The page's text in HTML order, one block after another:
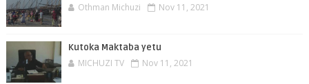
Othman Michuzi Nov 11, 2021
Kutoka Maktaba yetu
MICHUZI TV Nov 11, 2021